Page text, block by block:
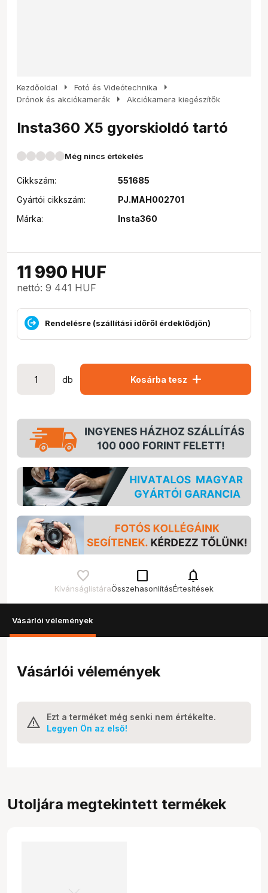
Kezdőoldal arrow_right Fotó és Videótechnika arrow_right
Drónok és akciókamerák arrow_right Akciókamera kiegészítők
Insta360 X5 gyorskioldó tartó
Még nincs értékelés
Cikkszám:
551685
Gyártói cikkszám:
PJ.MAH002701
Márka:
Insta360
11 990 HUF
nettó: 9 441 HUF
Rendelésre (szállítási időről érdeklődjön)
db Kosárba tesz add
Kívánságlistára
check_box_outline_blank
Összehasonlítás
notifications
Értesítések
Vásárlói vélemények
Vásárlói vélemények
Ezt a terméket még senki nem értékelte.
Legyen Ön az első!
Utoljára megtekintett termékek